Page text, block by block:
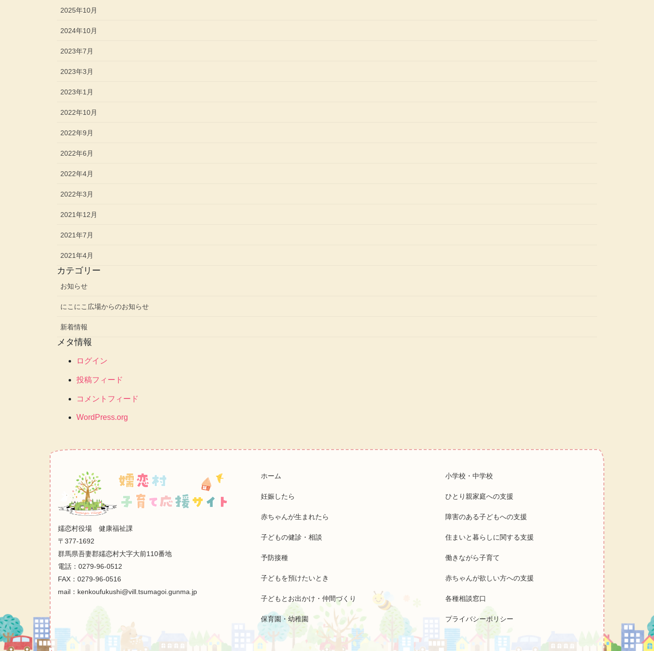
2025年10月
2024年10月
2023年7月
2023年3月
2023年1月
2022年10月
2022年9月
2022年6月
2022年4月
2022年3月
2021年12月
2021年7月
2021年4月
カテゴリー
お知らせ
にこにこ広場からのお知らせ
新着情報
メタ情報
ログイン
投稿フィード
コメントフィード
WordPress.org
嬬恋村役場 健康福祉課
〒377-1692
群馬県吾妻郡嬬恋村大字大前110番地
電話：0279-96-0512
FAX：0279-96-0516
mail：kenkoufukushi@vill.tsumagoi.gunma.jp
ホーム
妊娠したら
赤ちゃんが生まれたら
子どもの健診・相談
予防接種
子どもを預けたいとき
子どもとお出かけ・仲間づくり
保育園・幼稚園
小学校・中学校
ひとり親家庭への支援
障害のある子どもへの支援
住まいと暮らしに関する支援
働きながら子育て
赤ちゃんが欲しい方への支援
各種相談窓口
プライバシーポリシー